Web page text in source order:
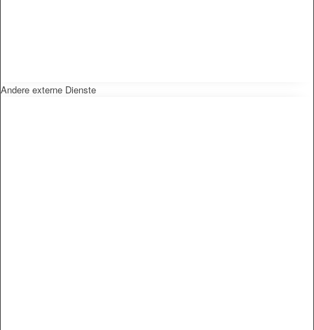
Andere externe Dienste